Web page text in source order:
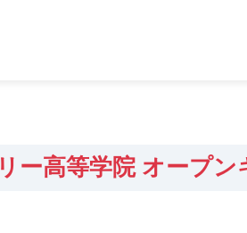
ー高等学院 オープ